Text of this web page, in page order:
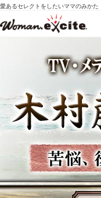
愛あるセレクトをしたいママのみかた